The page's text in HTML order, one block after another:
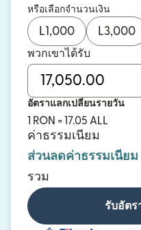
หรือเลือกจำนวนเงิน
L1,000 L3,000
พวกเขาได้รับ
อัตราแลกเปลี่ยนรายวัน
1 RON = 17.05 ALL
ค่าธรรมเนียม
ส่วนลดค่าธรรมเนียม
รวม
รับอัตร